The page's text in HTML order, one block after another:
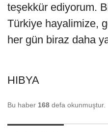
teşekkür ediyorum.
Türkiye hayalimize,
her gün biraz daha
HIBYA
Bu haber 168 defa okunmuştur.